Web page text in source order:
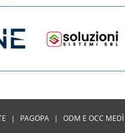
| PAGOPA | ODM E OCC MEDÌ